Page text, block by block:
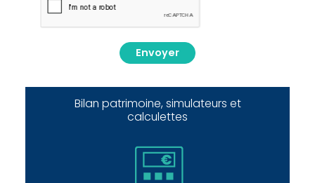
Envoyer
Bilan patrimoine, simulateurs et
calculettes